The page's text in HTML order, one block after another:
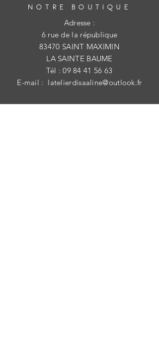
NOTRE BOUTIQUE
Adresse :
6 rue de la république
83470 SAINT MAXIMIN
LA SAINTE BAUME
Tél :09 84 41 56 63
E-mail : latelierdisaaline@outlook.fr